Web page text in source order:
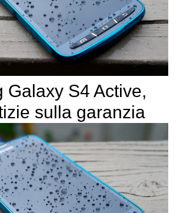
Galaxy S4 Active,
sulla garanzia